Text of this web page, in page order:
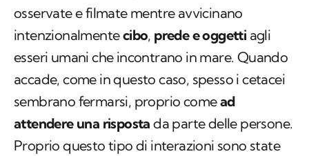
osservate e filmate mentre avvicinano
intenzionalmentecibo, predee oggetti agli
esseri umani che incontrano in mare. Quando
accade, come in questo caso, spesso i cetacei
sembrano fermarsi, proprio comead
attendere una risposta da parte delle persone.
Proprio questo tipo di interazioni sono state